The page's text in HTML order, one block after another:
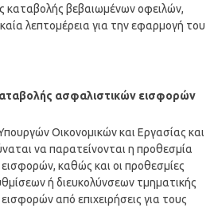
καταβολής βεβαιωμένων οφειλών,
λεπτομέρεια για την εφαρμογή του
ασφαλιστικών εισφορών
Οικονομικών και Εργασίας και
να παρατείνονται η προθεσμία
καθώς και οι προθεσμίες
ή διευκολύνσεων τμηματικής
από επιχειρήσεις για τους